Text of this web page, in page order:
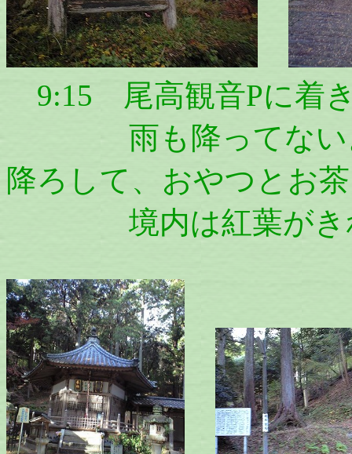
9:15 尾高観音Pに着
雨も降ってないよ
降ろして、おやつとお
境内は紅葉がき